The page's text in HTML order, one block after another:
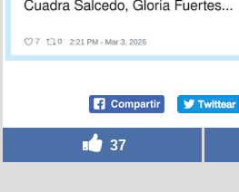
37